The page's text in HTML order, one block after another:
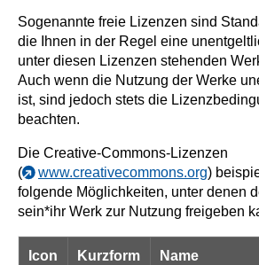
Sogenannte freie Lizenzen sind
die Ihnen in der Regel eine
unter diesen Lizenzen stehenden
Auch wenn die Nutzung der Werke
ist, sind jedoch stets die
beachten.
Die Creative-Commons-Lizenzen
(
www.creativecommons.org)
folgende Möglichkeiten, unter denen
sein*ihr Werk zur Nutzung freigeben
Icon Kurzform Name